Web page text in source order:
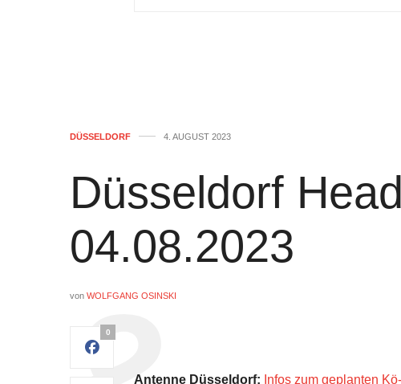
DÜSSELDORF 4. AUGUST 2023
Düsseldorf
04.08.2023
von WOLFGANG OSINSKI
0
Antenne Düsseldorf: Infos zum geplanten